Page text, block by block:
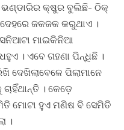
ଭଣ୍ଡାରିର କ୍ଷୁର ବୁଲିଛି- ଠିକ୍‍
ଦେହରେ ଜକଜକ କରୁଥାଏ ।
ମାଇକିନିଆ
। ଏବେ ଗହଣା ପିନ୍ଧିଛି ।
ପିଲାମାନେ
। କେଡ଼େ
ମୋଟା ହୁଏ ମଣିଷ ବି ସେମିତି
।